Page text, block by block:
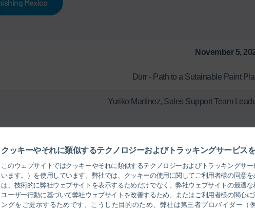
クッキーやそれに類似するテクノロジーおよびトラッキングサービス
このウェブサイトではクッキーやそれに類似するテクノロジーおよびトラッキングサ
います。）を使用しています。弊社では、クッキーの使用に関してご利用者様の同意
は、技術的に弊社ウェブサイトを表示するためだけでなく、弊社ウェブサイトの最適
ユーザー行動に基づいて弊社ウェブサイトを改善するため、またはご利用者様の関心
ングをご提示するためです。こうした目的のため、弊社は第三者プロバイダー（例
Mexico
November 5,
Dürr - Path to a Sutainable Paint
Yuriko Martínez, Sales Support Team
Impact of Sustainability on the Industry and Comprehensive
Esaud Cruz, Key Account